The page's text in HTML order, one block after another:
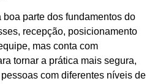
parte dos fundamentos do
recepção, posicionamento
mas conta com
tornar a prática mais segura,
com diferentes níveis de